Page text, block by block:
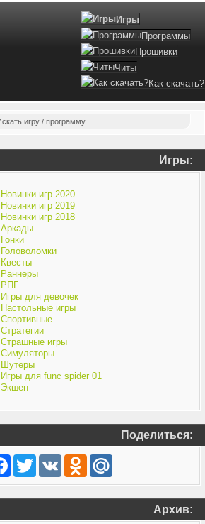
Игры
Программы
Прошивки
Читы
Как скачать?
Игры:
Новинки игр 2020
Новинки игр 2019
Новинки игр 2018
Аркады
Гонки
Головоломки
Квесты
Раннеры
РПГ
Игры для девочек
Настольные игры
Спортивные
Стратегии
Страшные игры
Симуляторы
Шутеры
Игры для func spider 01
Экшен
Поделиться:
FacebookTwitter VK Odnoklassniki
Архив: